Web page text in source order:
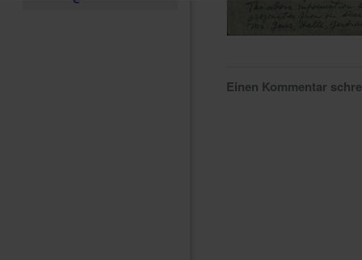
Einen Kommentar